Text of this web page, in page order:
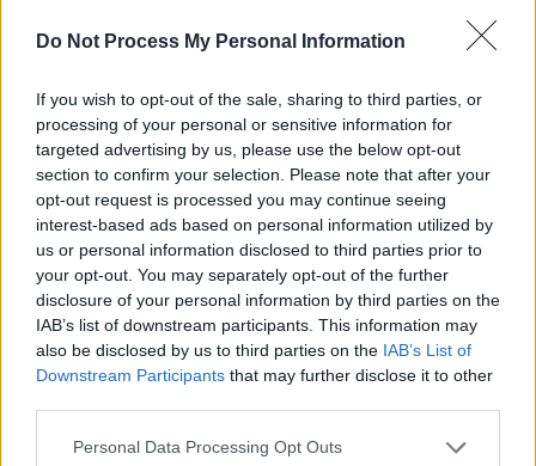
Do Not Process My Personal Information
If you wish to opt-out of the sale, sharing to third parties, or
processing of your personal or sensitive information for
targeted advertising by us, please use the below opt-out
section to confirm your selection. Please note that after your
opt-out request is processed you may continue seeing
interest-based ads based on personal information utilized by
us or personal information disclosed to third parties prior to
your opt-out. You may separately opt-out of the further
disclosure of your personal information by third parties on the
IAB’s list of downstream participants. This information may
also be disclosed by us to third parties on the IAB’s List of
Downstream Participants that may further disclose it to other
Personal Data Processing Opt Outs
Viorel Lis a rămas fără super-pensia de
revoluționar, chiar dacă s-a...
Robert Mateescu - sâmbătă, 5 februarie 2022